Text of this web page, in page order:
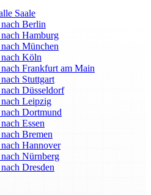
Saale
Berlin
Hamburg
München
Köln
Frankfurt am Main
Stuttgart
Düsseldorf
Leipzig
Dortmund
Essen
Bremen
Hannover
Nürnberg
Dresden